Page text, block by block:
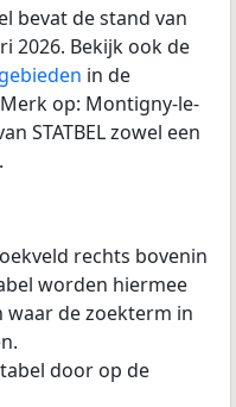
bevat de stand van
2026. Bekijk ook de
in de
op: Montigny-le-
STATBEL zowel een
rechts bovenin
worden hiermee
de zoekterm in
door op de